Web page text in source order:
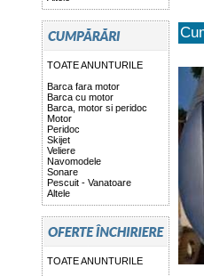
TOATE ANUNTURILE
Barca fara motor
Barca cu motor
Barca, motor si peridoc
Motor
Peridoc
Skijet
Veliere
Navomodele
Sonare
Pescuit - Vanatoare
Altele
TOATE ANUNTURILE